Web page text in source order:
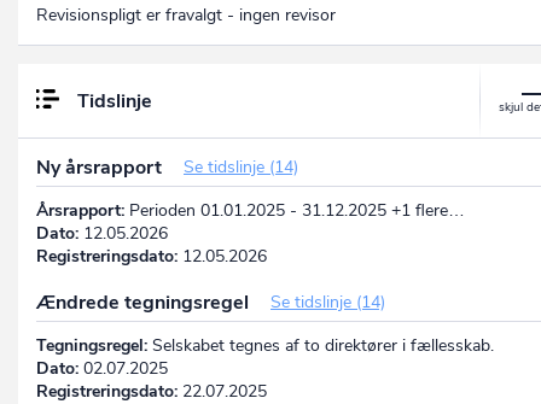
Revisionspligt er fravalgt - ingen revisor
Tidslinje
Ny årsrapport
Se tidslinje (14)
Årsrapport: Perioden 01.01.2025 - 31.12.2025 +1 flere…
Dato: 12.05.2026
Registreringsdato: 12.05.2026
Ændrede tegningsregel
Se tidslinje (14)
Tegningsregel: Selskabet tegnes af to direktører i fællesskab.
Dato: 02.07.2025
Registreringsdato: 22.07.2025